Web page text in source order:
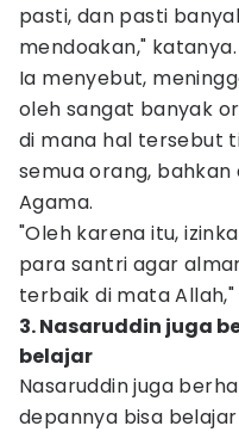
pasti, dan pasti
mendoakan," katanya.
Ia menyebut,
oleh sangat banyak
di mana hal tersebut
semua orang,
Agama.
"Oleh karena itu,
para santri agar
terbaik di mata
3. Nasaruddin juga
belajar
Nasaruddin juga
depannya bisa